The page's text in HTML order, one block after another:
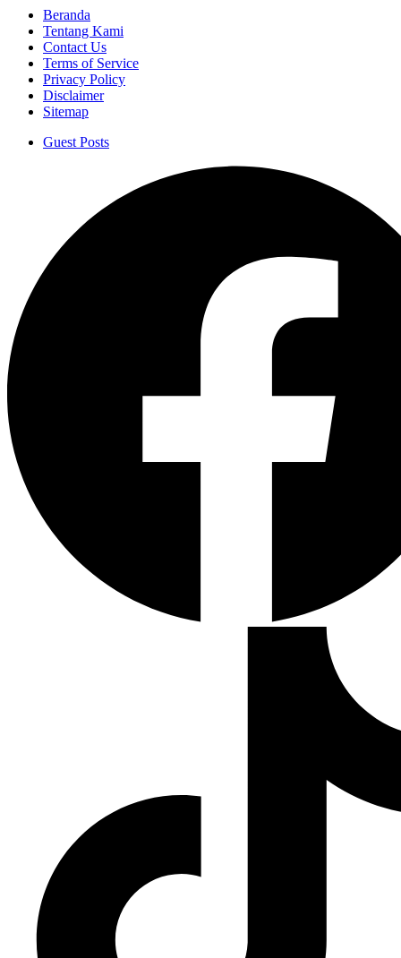
Beranda
Tentang Kami
Contact Us
Terms of Service
Privacy Policy
Disclaimer
Sitemap
Guest Posts